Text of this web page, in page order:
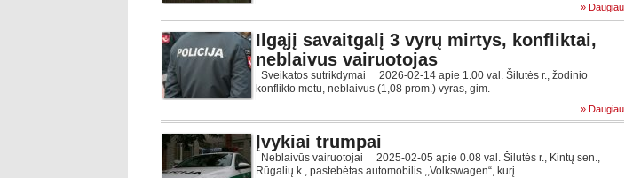
» Daugiau
Ilgąjį savaitgalį 3 vyrų mirtys, konfliktai,
neblaivus vairuotojas
Sveikatos sutrikdymai 2026-02-14 apie 1.00 val. Šilutės r., žodinio
konflikto metu, neblaivus (1,08 prom.) vyras, gim.
» Daugiau
Įvykiai trumpai
Neblaivūs vairuotojai 2025-02-05 apie 0.08 val. Šilutės r., Kintų sen.,
Rūgalių k., pastebėtas automobilis ,,Volkswagen“, kurį